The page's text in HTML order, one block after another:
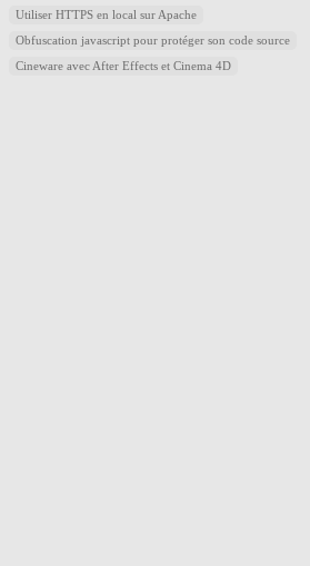
Utiliser HTTPS en local sur Apache
Obfuscation javascript pour protéger son code source
Cineware avec After Effects et Cinema 4D